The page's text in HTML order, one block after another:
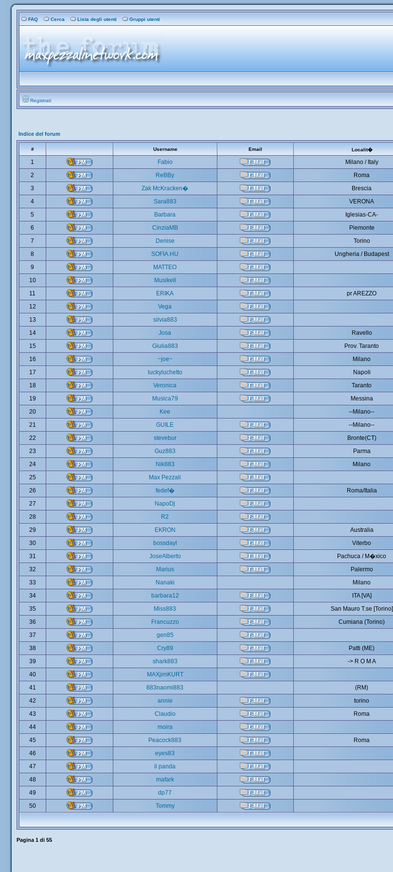
FAQ Cerca Lista degli utenti Gruppi utenti
Registrati
Indice del forum
# Username Email Localit�
1 Fabio Milano / Italy
2
ReBBy Roma
3
Zak McKracken� Brescia
4
Sara883 VERONA
5
Barbara Iglesias-CA-
6
CinziaMB Piemonte
7
Denise Torino
8
SOFIA.HU Ungheria / Budapest
9
MATTEO
10
Musikell
11
ERIKA pr AREZZO
12
Vega
13
silvia883
14
Josa Ravello
15
Giulia883 Prov. Taranto
16
~joe~ Milano
17
luckyluchetto Napoli
18
Veronica Taranto
19
Musica79 Messina
20
Kee --Milano--
21
GUILE --Milano--
22
stevebur Bronte(CT)
23
Guz883 Parma
24
Nik883 Milano
25
Max Pezzali
26
fedef� Roma/Italia
27
NapoDj
28
R2
29
EKRON Australia
30
bossdayl Viterbo
31
JoseAlberto Pachuca / M�xico
32
Marius Palermo
33
Nanaki Milano
34
barbara12 ITA [VA]
35
Miss883 San Mauro T.se [Torino]
36
Francuzzo Cumiana (Torino)
37
gen85
38
Cry89 Patti (ME)
39
shark883 -> R O M A
40
MAXjimKURT
41
883naomi883 (RM)
42
annie torino
43
Claudio Roma
44
moira
45
Peacock883 Roma
46
eyes83
47
il panda
48
mafark
49
dp77
50
Tommy
Pagina 1di 55